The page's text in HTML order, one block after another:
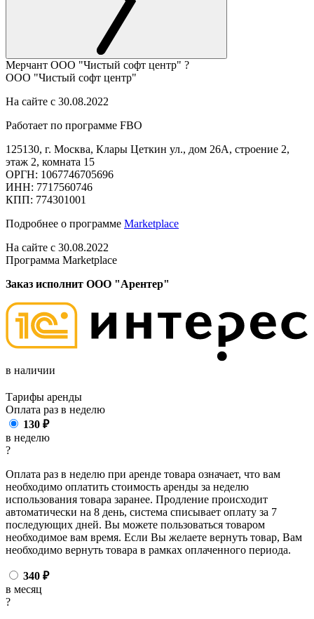
Мерчант ООО "Чистый софт центр" ?
ООО "Чистый софт центр"
На сайте с 30.08.2022
Работает по программе FBO
125130, г. Москва, Клары Цеткин ул., дом 26А, строение 2,
этаж 2, комната 15
ОРГН: 1067746705696
ИНН: 7717560746
КПП: 774301001
Подробнее о программе Marketplace
На сайте с 30.08.2022
Программа Marketplace
Заказ исполнит ООО "Арентер"
в наличии
Тарифы аренды
Оплата раз в неделю
130 ₽
в неделю
?
Оплата раз в неделю при аренде товара означает, что вам
необходимо оплатить стоимость аренды за неделю
использования товара заранее. Продление происходит
автоматически на 8 день, система списывает оплату за 7
последующих дней. Вы можете пользоваться товаром
необходимое вам время. Если Вы желаете вернуть товар, Вам
необходимо вернуть товара в рамках оплаченного периода.
340 ₽
в месяц
?